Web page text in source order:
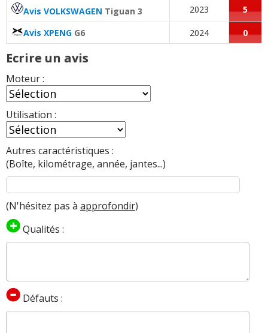
Avis VOLKSWAGEN Tiguan 3 2023 5
Avis XPENG G6 2024 0
Ecrire un avis
Moteur :
Utilisation :
Autres caractéristiques :
(Boîte, kilométrage, année, jantes...)
(N'hésitez pas à approfondir)
Qualités :
Défauts :